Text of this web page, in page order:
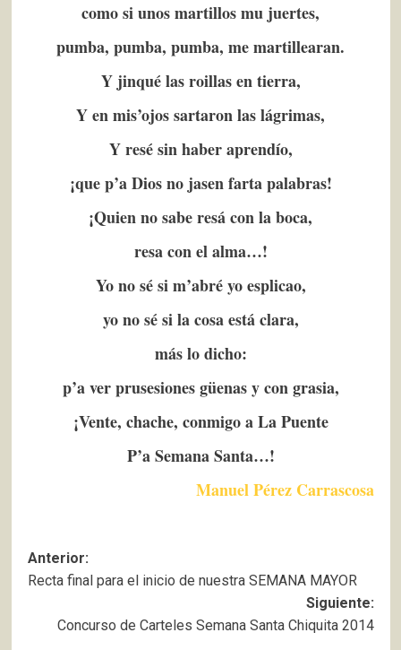
como si unos martillos mu juertes,
pumba, pumba, pumba, me martillearan.
Y jinqué las roillas en tierra,
Y en mis’ojos sartaron las lágrimas,
Y resé sin haber aprendío,
¡que p’a Dios no jasen farta palabras!
¡Quien no sabe resá con la boca,
resa con el alma…!
Yo no sé si m’abré yo esplicao,
yo no sé si la cosa está clara,
más lo dicho:
p’a ver prusesiones güenas y con grasia,
¡Vente, chache, conmigo a La Puente
P’a Semana Santa…!
Manuel Pérez Carrascosa
Navegación
de
entradas
Anterior:
Recta final para el inicio de nuestra SEMANA MAYOR
Siguiente:
Concurso de Carteles Semana Santa Chiquita 2014